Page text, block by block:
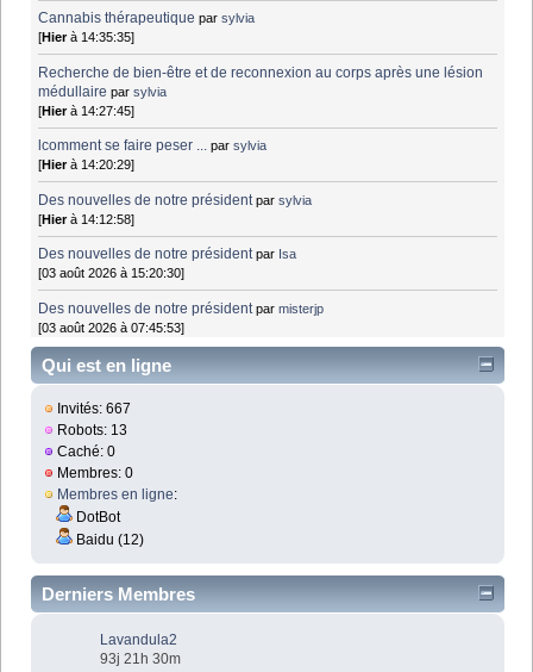
Cannabis thérapeutique parsylvia
[Hierà 14:35:35]
Recherche de bien-être et de reconnexion au corps après une lésion
médullaire parsylvia
[Hierà 14:27:45]
lcomment se faire peser ... parsylvia
[Hierà 14:20:29]
Des nouvelles de notre président parsylvia
[Hierà 14:12:58]
Des nouvelles de notre président par Isa
[03 août 2026 à 15:20:30]
Des nouvelles de notre président parmisterjp
[03 août 2026 à 07:45:53]
Qui est en ligne
Invités: 667
Robots: 13
Caché: 0
Membres: 0
Membres en ligne:
DotBot
Baidu (12)
Derniers Membres
Lavandula2
93j 21h 30m